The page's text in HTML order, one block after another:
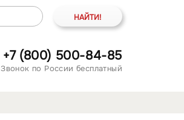
+7 (800) 500-84-85
Звонок по России бесплатный